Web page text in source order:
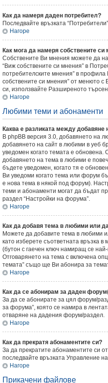
Как да намеря даден потребител?
Последвайте връзката
Нагоре
Как мога да намеря собствените си
Собствените Ви мнения можете да
“Виж собствените си мнения” в
потребителските мнения” в профила
собствените си мнения” от менюто
си, използвайте Разширеното
Нагоре
Любими теми и абонаменти
Каква е разликата между
В phpBB версия 3.0, добавянето на
добавянето на сайт в любими в уеб
уведомен когато темата е обновена.
добавянето на тема в любими е
бъдете уведомен, когато тя е
Ви уведоми когато тема или форум
е нова тема в някой под форум).
теми и абонаменти могат да бъдат
раздел “Настройки на форума”.
Нагоре
Как да добавя тема в любими или
Можете да добавите тема в любими
като изберете съответната връзка в
(бутон с гаечен ключ намиращ се
Отговарянето на тема с включена
темата” също ще Ви абонира за
Нагоре
Как да се абонирам за даден
За да се абонирате за цял форум/
за форума”, която се намира в
отваряне на дадения форум/раздел.
Нагоре
Как да прекратя абонаментите си?
За да прекратите абонаментите си
последвайте връзката Управление
Нагоре
Прикачени файлове